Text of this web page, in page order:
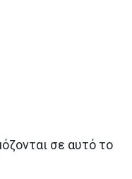
σε αυτό το